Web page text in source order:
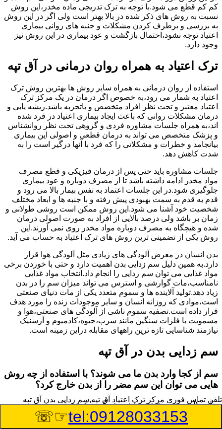
کم کم قطع می شود.با توجه به ترک تدریجی ماده مخدر،این روش
نسبت به روش های ذکر شده در بالا بهتر است ولی اگر در این روش
به بررسی و برطرف کردن مشکلات و جنبه های روانی بیماری
اعتیاد توجه نشود،احتمال بازگشت و عود بیماری در این روش نیز
وجود دارد.
ترک اعتیاد به همراه روان درمانی در آق تپه
استفاده از روان درمانی به همراه سایر روش ها بهترین روش ترک
اعتیاد به شمار می رود،به خصوص اگر درمان در یک مرکز ترک
اعتیاد معتبر و تحت نظر افراد متخصص و باتجربه باشد.ریشه یابی و
درمان مشکلات روانی که باعث ایجاد بیماری اعتیاد در فرد شده
اند،به همراه جلسات مشاوره فردی و گروهی تحت نظر روانشناس
و پزشک متخصص می تواند به درمان قطعی و اصولی این بیماری
بیانجامد و خطرات و مشکلاتی را که فرد با آنها درگیر است را به
شدت کاهش دهد.
جلسات مشاوره باید حتی پس از درمان فیزیکی و قطع مصرف
مواد مخدر ادامه داشته باشد تا از مصرف دوباره و عود بیماری
جلوگیری شود.در این جلسات اعتماد به نفس بیمار بالا می رود و
قدم به قدم به سمت بهبودی پیش رفته و با جنبه ها و ابعاد مختلف
شخصیت خود آشنا می شود.این روش ممکن است روشی طولانی و
زمان بر باشد ولی درصد بالایی از افراد به صورت اصولی درمان
شده و هیچگاه به مصرف دوباره مواد مخدر روی نمی آورند.این
روش یکی از تضمینی ترین روش های ترک اعتیاد به حساب می آید.
بدن انسان در معرض آلودگی های زیادی مثل آلودگی هوا قرار
دارد.به همین دلیل سم زدایی بدن اهمیت دارد و حتی با خوردن برخی
مواد غذایی می توان سم زدایی را انجام داد.انتخاب مواد غذایی
نامناسب،مات گوارشی و استرس می تواند میزان سم را در بدن
زیاد دهد.تولید آلاینده ها و سموم متعدد یکی از مات دنیای صنعتی
است،موادی که روزانه انسان و سایر موجودات زنده را مورد هدف
قرار داده است.تصفیه سموم ناشی از آلودگی های صنعتی،هوا و
مسمویت با فلزات سنگین مانند سرب،جیوه،کادمیوم و آرسنیک
نیازمند شناسایی تازه ترین راههای مقابله دراین زمینه است.
سم زدایی بدن در آق تپه
سم از کجا وارد بدن ما می شوند؟ با استفاده از چه روش
هایی می توان این سم مضر را از بدن خارج کرد؟
بطور کلی سم موجود در بدن به دو گروه عمده تقسیم می
شوند.بخش بزرگی از این سموم مثل مواد به جا مانده از سموم
گیاهی و آفت کش ها،فلزات سنگین ناشی از آلودگی هوا،انواع
تلفن تماس فوری مرکز ترک اعتیاد آق تپه,سم زدایی بدن آق تپه
tel:09128033153
☞☏